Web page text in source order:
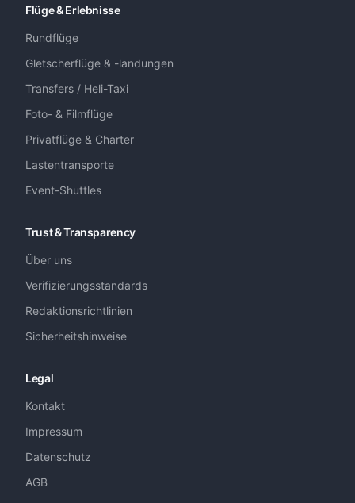
Flüge & Erlebnisse
Rundflüge
Gletscherflüge & -landungen
Transfers / Heli-Taxi
Foto- & Filmflüge
Privatflüge & Charter
Lastentransporte
Event-Shuttles
Trust & Transparency
Über uns
Verifizierungsstandards
Redaktionsrichtlinien
Sicherheitshinweise
Legal
Kontakt
Impressum
Datenschutz
AGB